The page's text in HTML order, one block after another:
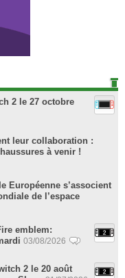
2 le 27 octobre
leur collaboration :
à venir !
Européenne s’associent
de l’espace
emblem:
03/08/2026
2 le 20 août